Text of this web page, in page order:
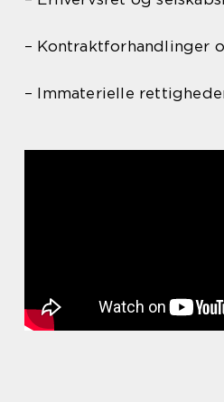
– Kontraktforhandlinger
– Immaterielle